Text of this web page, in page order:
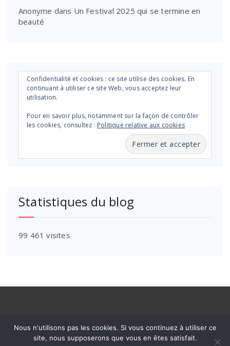
Anonyme dans Un Festival 2025 qui se termine en
beauté
Confidentialité et cookies : ce site utilise des cookies. En
continuant à utiliser ce site Web, vous acceptez leur
utilisation.
Pour en savoir plus, notamment sur la façon de contrôler
les cookies, consultez : Politique relative aux cookies
Statistiques du blog
99 461 visites
Nous n'utilisons pas les cookies. Si vous continuez à utiliser ce
site, nous supposerons que vous en êtes satisfait.